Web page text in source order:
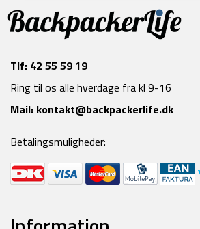
Tlf: 42 55 59 19
Ring til os alle hverdage fra kl 9-16
Mail: kontakt@backpackerlife.dk
Betalingsmuligheder: